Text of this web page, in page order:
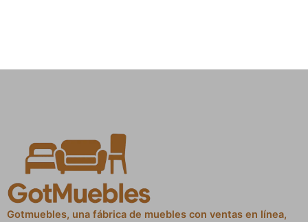
Gotmuebles, una fábrica de muebles con ventas en línea,